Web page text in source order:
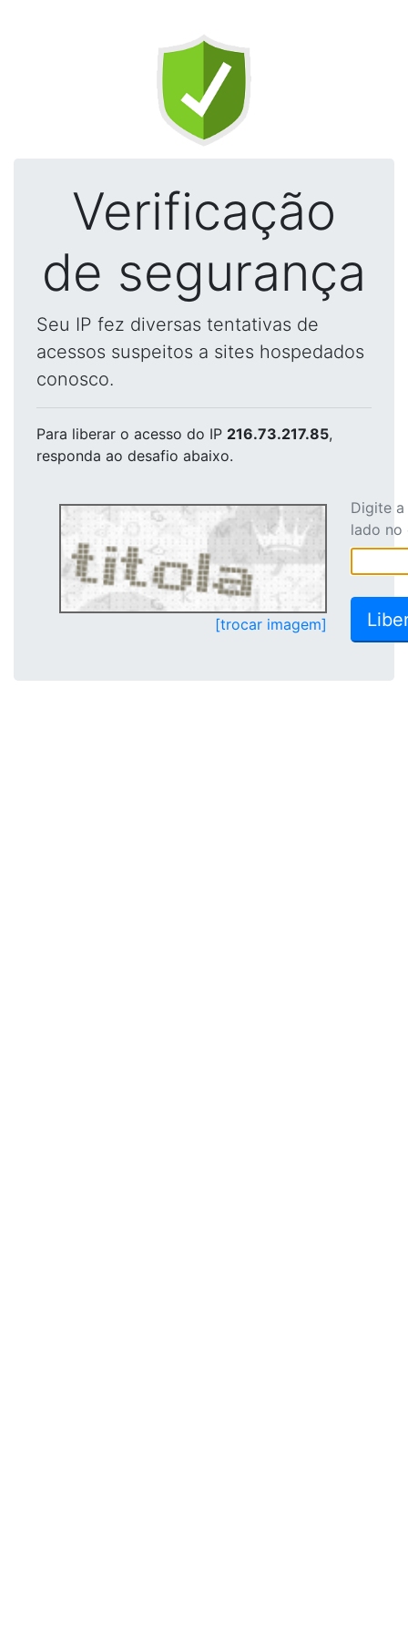
Verificação
de segurança
Seu IP fez diversas tentativas de
acessos suspeitos a sites hospedados
conosco.
Para liberar o acesso do IP 216.73.217.85,
responda ao desafio abaixo.
[trocar imagem]
Digite
lado no